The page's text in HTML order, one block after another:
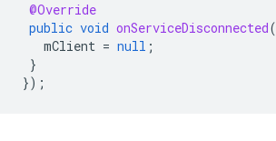
@Override
public void onServiceDisconnected(
mClient = null ;
}
});